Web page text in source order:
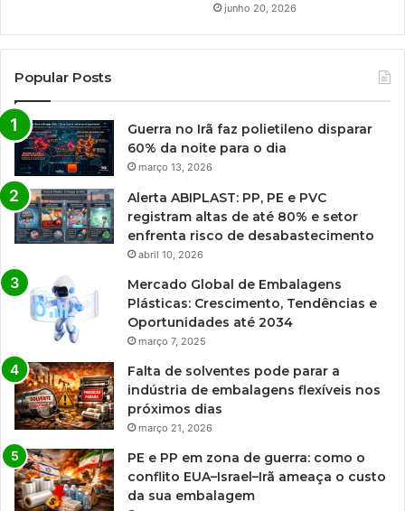
junho 20, 2026
Popular Posts
Guerra no Irã faz polietileno disparar
60% da noite para o dia
março 13, 2026
Alerta ABIPLAST: PP, PE e PVC
registram altas de até 80% e setor
enfrenta risco de desabastecimento
abril 10, 2026
Mercado Global de Embalagens
Plásticas: Crescimento, Tendências e
Oportunidades até 2034
março 7, 2025
Falta de solventes pode parar a
indústria de embalagens flexíveis nos
próximos dias
março 21, 2026
PE e PP em zona de guerra: como o
conflito EUA–Israel–Irã ameaça o custo
da sua embalagem